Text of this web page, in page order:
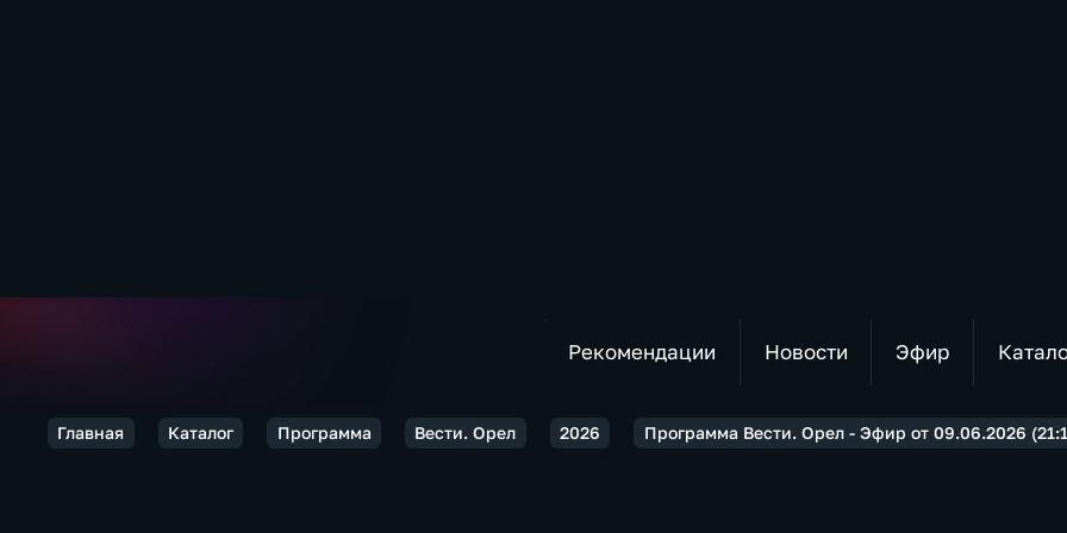
Рекомендации Новости Эфир
Главная Каталог Программа Вести. Орел 2026 Программа Вести. Орел - Эфир от 09.06.2026